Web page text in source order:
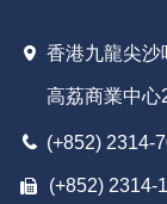
35
念佛的
36
進社會
37
懂因
38
念佛的
香港九龍尖沙
高荔商業中心
(+852) 2314-
(+852) 2314-